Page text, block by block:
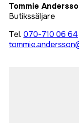
Tommie
Butikssäljare
Tel. 070-710 06 64